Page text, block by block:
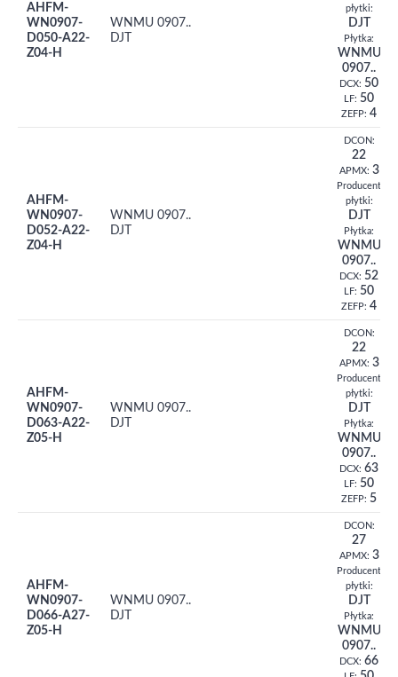
AHFM-
WN0907-
D050-A22-
Z04-H
WNMU 0907..
DJT
płytki:
DJT
Płytka:
WNMU
0907..
DCX: 50
LF: 50
ZEFP: 4
AHFM-
WN0907-
D052-A22-
Z04-H
WNMU 0907..
DJT
DCON:
22
APMX: 3
Producent
płytki:
DJT
Płytka:
WNMU
0907..
DCX: 52
LF: 50
ZEFP: 4
AHFM-
WN0907-
D063-A22-
Z05-H
WNMU 0907..
DJT
DCON:
22
APMX: 3
Producent
płytki:
DJT
Płytka:
WNMU
0907..
DCX: 63
LF: 50
ZEFP: 5
AHFM-
WN0907-
D066-A27-
Z05-H
WNMU 0907..
DJT
DCON:
27
APMX: 3
Producent
płytki:
DJT
Płytka:
WNMU
0907..
DCX: 66